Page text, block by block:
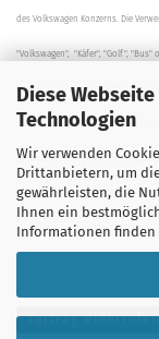
Diese
Technologien
Wir verwenden
Drittanbietern, um
gewährleisten, die
Ihnen ein
Informationen finden
des Volkswagen Konzerns. Die
"Volkswagen", "Käfer", "Golf", "Bus"
der Beschreibung der Teile und
Verbindung zu dem Unternehmen
Die Beschreibungen, Zeichnungen
Verwendung sind sorgfältig
Vertrag widerrufen